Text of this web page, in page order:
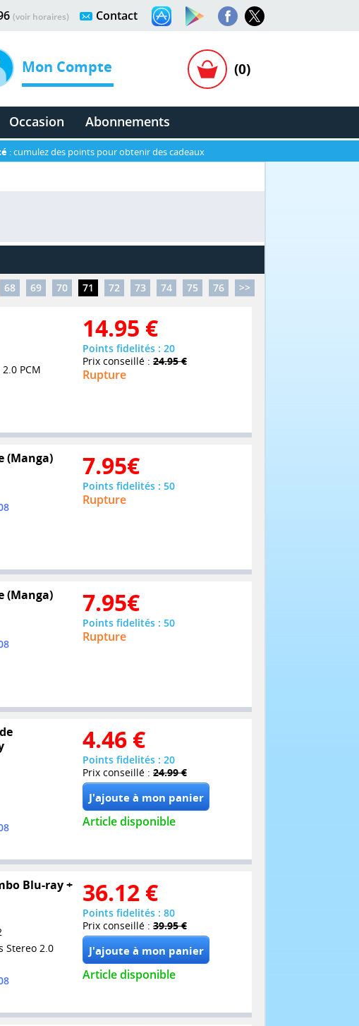
Contact
(voir horaires)
Mon Compte (0)
Occasion Abonnements
: cumulez des points pour obtenir des cadeaux
68 69 70 71 72 73 74 75 76 >>
PCM
14.95 €
Points fidelités : 20
Prix conseillé : 24.95 €
Rupture
(Manga) 7.95€
Points fidelités : 50
Rupture
(Manga) 7.95€
Points fidelités : 50
Rupture
4.46 €
Points fidelités : 20
Prix conseillé : 24.99 €
Article disponible
Blu-ray +
Stereo 2.0
36.12 €
Points fidelités : 80
Prix conseillé : 39.95 €
Article disponible